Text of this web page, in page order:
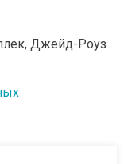
Джейд-Роуз